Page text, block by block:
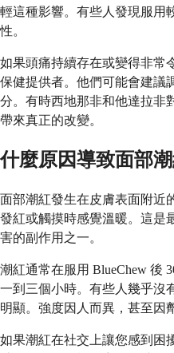
輕這種影響。有些人發現服用
性。
如果頭痛持續存在或變得非常
保健提供者。他們可能會建議
分。有時西地那非和他達拉非
帶來真正的改變。
什麼原因導致面部
面部潮紅發生在皮膚表面附近
發紅或觸摸時感覺溫暖。這是
害的副作用之一。
潮紅通常在服用 BlueChew 後
一到三個小時。有些人幾乎沒
明顯。強度因人而異，甚至因
如果潮紅在社交上讓您感到困